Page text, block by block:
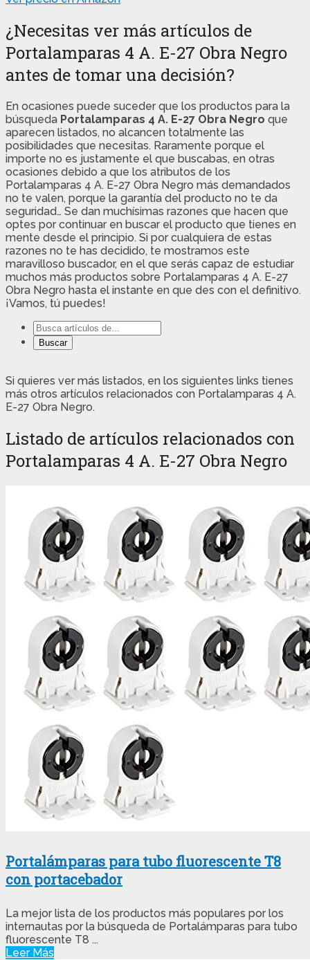
¿Necesitas ver más artículos de
Portalamparas 4 A. E-27 Obra Negro
antes de tomar una decisión?
En ocasiones puede suceder que los productos para la
búsqueda Portalamparas 4 A. E-27 Obra Negro que
aparecen listados, no alcancen totalmente las
posibilidades que necesitas. Raramente porque el
importe no es justamente el que buscabas, en otras
ocasiones debido a que los atributos de los
Portalamparas 4 A. E-27 Obra Negro más demandados
no te valen, porque la garantía del producto no te da
seguridad… Se dan muchísimas razones que hacen que
optes por continuar en buscar el producto que tienes en
mente desde el principio. Si por cualquiera de estas
razones no te has decidido, te mostramos este
maravilloso buscador, en el que serás capaz de estudiar
muchos más productos sobre Portalamparas 4 A. E-27
Obra Negro hasta el instante en que des con el definitivo.
¡Vamos, tú puedes!
Si quieres ver más listados, en los siguientes links tienes
más otros artículos relacionados con Portalamparas 4 A.
E-27 Obra Negro.
Listado de artículos relacionados con
Portalamparas 4 A. E-27 Obra Negro
Portalámparas para tubo fluorescente T8
con portacebador
La mejor lista de los productos más populares por los
internautas por la búsqueda de Portalámparas para tubo
fluorescente T8 ...
Leer Más